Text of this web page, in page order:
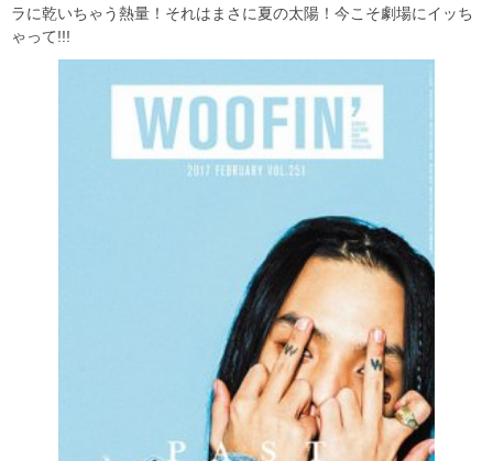
ラに乾いちゃう熱量！それはまさに夏の太陽！今こそ劇場にイッち
ゃって!!!